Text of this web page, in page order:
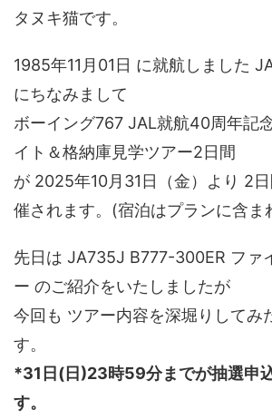
タヌキ猫です。
1985年11月01日 に就航しました
にちなみまして
ボーイング767 JAL就航40周年記
イト＆格納庫見学ツアー2日間
が 2025年10月31日（金）より 2
催されます。(宿泊はプランに含ま
先日は JA735J B777-300ER ファ
ー のご紹介をいたしましたが
今回も ツアー内容を深堀りしてみ
す。
*31日(日)23時59分までが抽選申
す。